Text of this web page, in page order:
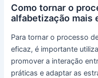
Como tornar o
alfabetização mais
Para tornar o processo
eficaz, é importante
promover a interação
práticas e adaptar as